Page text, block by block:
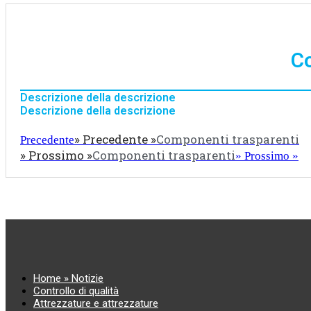
Descrizione della descrizione
Descrizione della descrizione
Precedente» Precedente »Componenti trasparenti
» Prossimo »Componenti trasparenti» Prossimo »
Home » Notizie
Controllo di qualità
Attrezzature e attrezzature